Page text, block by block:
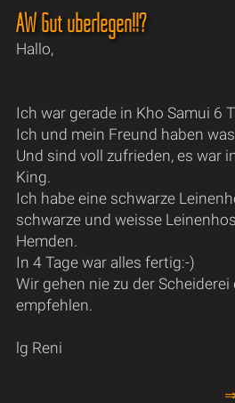
AW Gut überlegen!!?
Hallo,
Ich war gerade in Kho Samui 6
Ich und mein Freund haben
Und sind voll zufrieden, es war
King.
Ich habe eine schwarze
schwarze und weisse
Hemden.
In 4 Tage war alles fertig:-)
Wir gehen nie zu der
empfehlen.
lg Reni